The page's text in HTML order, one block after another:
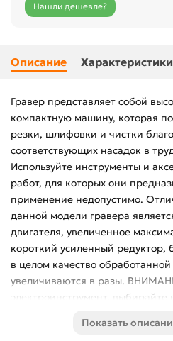
Нашли дешевле?
Описание Характеристики
Гравер представляет собой
компактную машину, которая
резки, шлифовки и чистки
соответствующих насадок в
Используйте инструменты и
работ, для которых они
применение недопустимо.
данной модели гравера
двигателя, увеличенное
короткий усиленный редуктор,
в целом качество
увеличиваются в разы.
электроинструмент,
неправильная эксплуатация
Показать